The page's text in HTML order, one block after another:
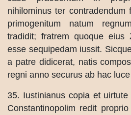
nihilominus ter contradendum
primogenitum natum
tradidit; fratrem quoque eius
esse sequipedam iussit.
a patre didicerat, natis
regni anno securus ab hac
35. Iustinianus copia et
Constantinopolim redit